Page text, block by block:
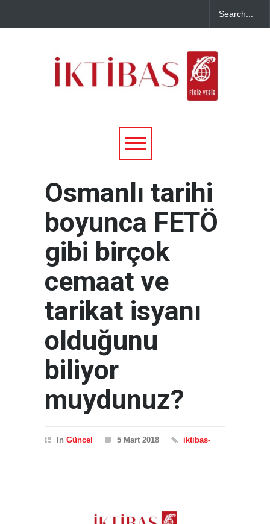
Osmanlı tarihi
boyunca FETÖ
gibi birçok
cemaat ve
tarikat isyanı
olduğunu
biliyor
muydunuz?
In Güncel 5 Mart 2018 iktibas-